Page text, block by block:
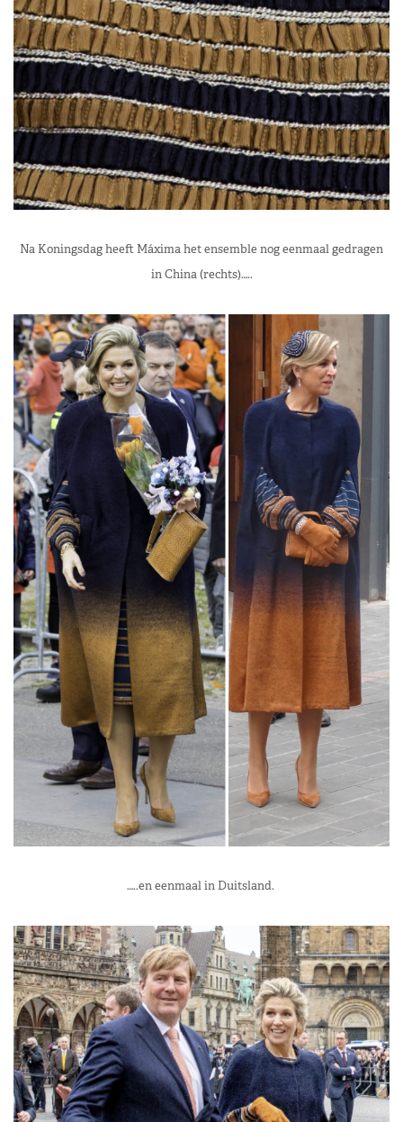
Na Koningsdag heeft Máxima het ensemble nog eenmaal gedragen
in China (rechts)…..
…..en eenmaal in Duitsland.